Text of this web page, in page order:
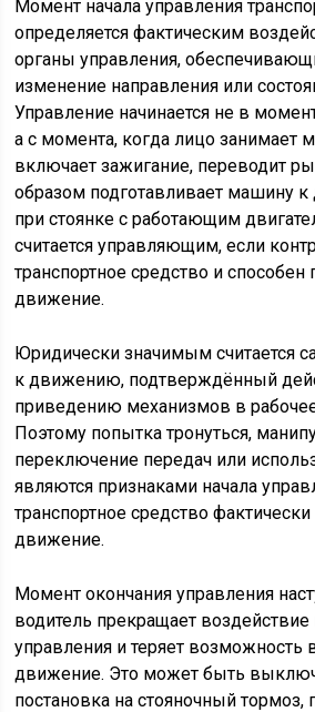
Момент начала управления
определяется фактическим
органы управления,
изменение направления или
Управление начинается не в
а с момента, когда лицо занимает
включает зажигание, переводит
образом подготавливает машину
при стоянке с работающим
считается управляющим, если
транспортное средство и способен
движение.
Юридически значимым считается
к движению, подтверждённый
приведению механизмов в
Поэтому попытка тронуться,
переключение передач или
являются признаками начала
транспортное средство
движение.
Момент окончания управления
водитель прекращает воздействие
управления и теряет возможность
движение. Это может быть
постановка на стояночный тормоз,